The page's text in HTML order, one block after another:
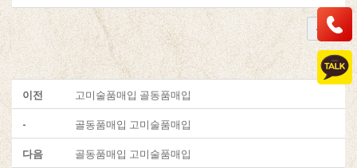
목록
이전 고미술품매입 골동품매입
- 골동품매입 고미술품매입
다음 골동품매입 고미술품매입